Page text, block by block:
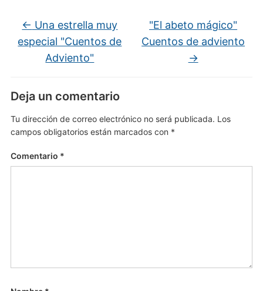
← Una estrella muy
especial "Cuentos de
Adviento"
"El abeto mágico"
Cuentos de adviento
→
Deja un comentario
Tu dirección de correo electrónico no será publicada. Los
campos obligatorios están marcados con *
Comentario *